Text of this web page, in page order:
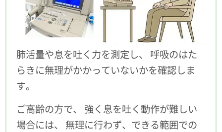
肺活量や息を吐く力を測定し、 呼吸のはた
らきに無理がかかっていないかを確認しま
す。
ご高齢の方で、 強く息を吐く動作が難しい
場合には、 無理に行わず、できる範囲での